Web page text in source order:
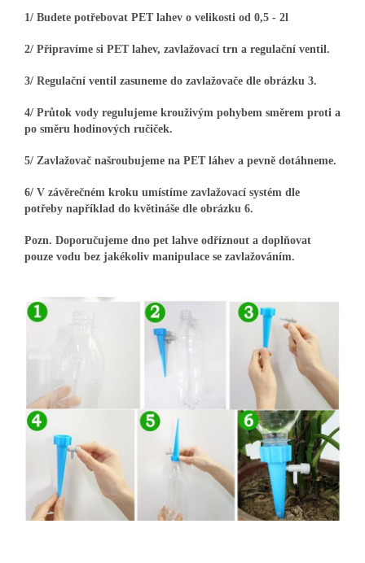
1/ Budete potřebovat PET lahev o velikosti od 0,5 - 2l
2/ Připravíme si PET lahev, zavlažovací trn a regulační ventil.
3/ Regulační ventil zasuneme do zavlažovače dle obrázku 3.
4/ Průtok vody regulujeme krouživým pohybem směrem proti a
po směru hodinových ručiček.
5/ Zavlažovač našroubujeme na PET láhev a pevně dotáhneme.
6/ V závěrečném kroku umístíme zavlažovací systém dle
potřeby například do květináše dle obrázku 6.
Pozn. Doporučujeme dno pet lahve odříznout a doplňovat
pouze vodu bez jakékoliv manipulace se zavlažováním.